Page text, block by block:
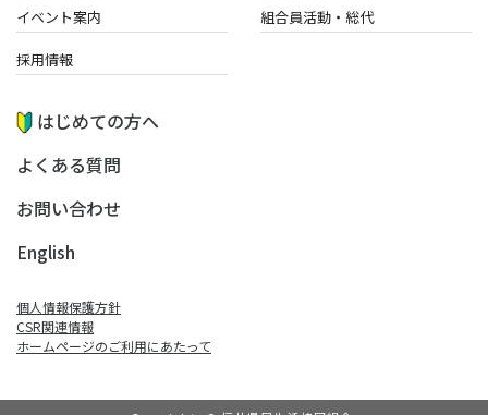
イベント案内 組合員活動・総代
採用情報
はじめての方へ
よくある質問
お問い合わせ
English
個人情報保護方針
CSR関連情報
ホームページのご利⽤にあたって